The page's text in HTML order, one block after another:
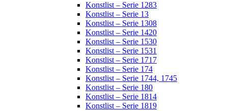
Konstlist – Serie 1283
Konstlist – Serie 13
Konstlist – Serie 1308
Konstlist – Serie 1420
Konstlist – Serie 1530
Konstlist – Serie 1531
Konstlist – Serie 1717
Konstlist – Serie 174
Konstlist – Serie 1744, 1745
Konstlist – Serie 180
Konstlist – Serie 1814
Konstlist – Serie 1819